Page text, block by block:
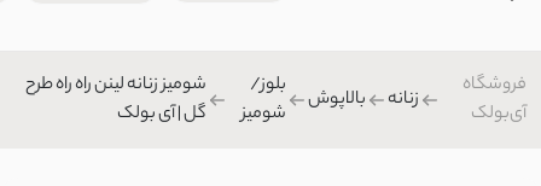
بلوز/شومیز
زنانه
فروشگاه
آی‌بولک
زنانه بالاپوش
بلوز/
شومیز
شومیز زنانه لینن راه راه طرح
گل | آی بولک